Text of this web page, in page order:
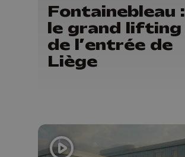
Fontainebleau :
le grand lifting
de l’entrée de
Liège